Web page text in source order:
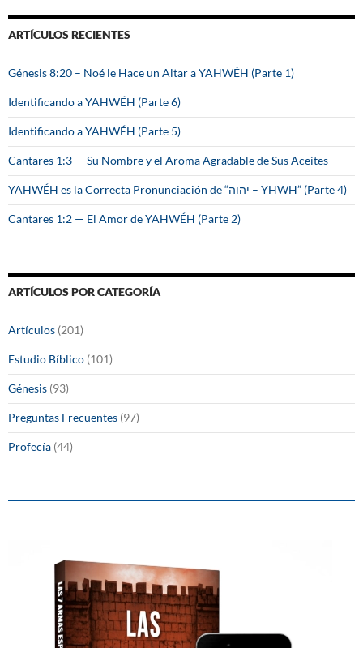
a
r
ARTÍCULOS RECIENTES
Génesis 8:20 – Noé le Hace un Altar a YAHWÉH (Parte 1)
Identificando a YAHWÉH (Parte 6)
Identificando a YAHWÉH (Parte 5)
Cantares 1:3 — Su Nombre y el Aroma Agradable de Sus Aceites
YAHWÉH es la Correcta Pronunciación de “יהוה – YHWH” (Parte 4)
Cantares 1:2 — El Amor de YAHWÉH (Parte 2)
ARTÍCULOS POR CATEGORÍA
Artículos (201)
Estudio Bíblico (101)
Génesis (93)
Preguntas Frecuentes (97)
Profecía (44)